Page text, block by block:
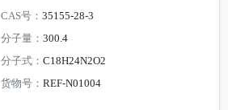
CAS号：35155-28-3
分子量：300.4
分子式：C18H24N2O2
货物号：REF-N01004